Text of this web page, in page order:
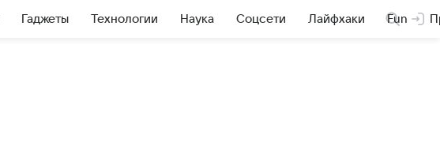
Гаджеты Технологии Наука Соцсети Лайфхаки Fun